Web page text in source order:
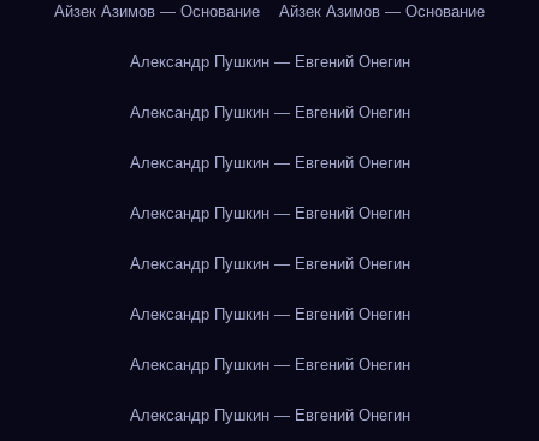
Айзек Азимов — Основание Айзек Азимов — Основание
Александр Пушкин — Евгений Онегин
Александр Пушкин — Евгений Онегин
Александр Пушкин — Евгений Онегин
Александр Пушкин — Евгений Онегин
Александр Пушкин — Евгений Онегин
Александр Пушкин — Евгений Онегин
Александр Пушкин — Евгений Онегин
Александр Пушкин — Евгений Онегин